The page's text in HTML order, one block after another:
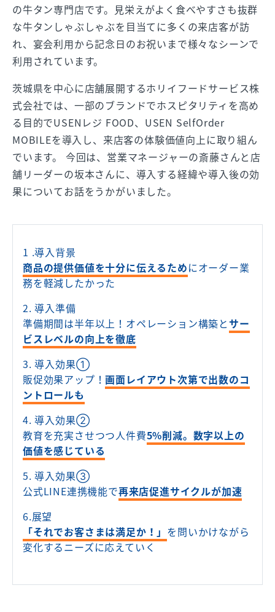
の牛タン専門店です。見栄えがよく食べやすさも抜群
な牛タンしゃぶしゃぶを目当てに多くの来店客が訪
れ、宴会利用から記念日のお祝いまで様々なシーンで
利用されています。
茨城県を中心に店舗展開するホリイフードサービス株
式会社では、一部のブランドでホスピタリティを高め
る目的でUSENレジ FOOD、USEN SelfOrder
MOBILEを導入し、来店客の体験価値向上に取り組ん
でいます。 今回は、営業マネージャーの斎藤さんと店
舗リーダーの坂本さんに、導入する経緯や導入後の効
果についてお話をうかがいました。
1 .導入背景
商品の提供価値を十分に伝えるためにオーダー業
務を軽減したかった
2. 導入準備
準備期間は半年以上！オペレーション構築と サー
ビスレベルの向上を徹底
3. 導入効果①
販促効果アップ！画面レイアウト次第で出数のコ
ントロールも
4. 導入効果②
教育を充実させつつ人件費5%削減。数字以上の
価値を感じている
5. 導入効果③
公式LINE連携機能で再来店促進サイクルが加速
6.展望
「それでお客さまは満足か！」 を問いかけながら
変化するニーズに応えていく